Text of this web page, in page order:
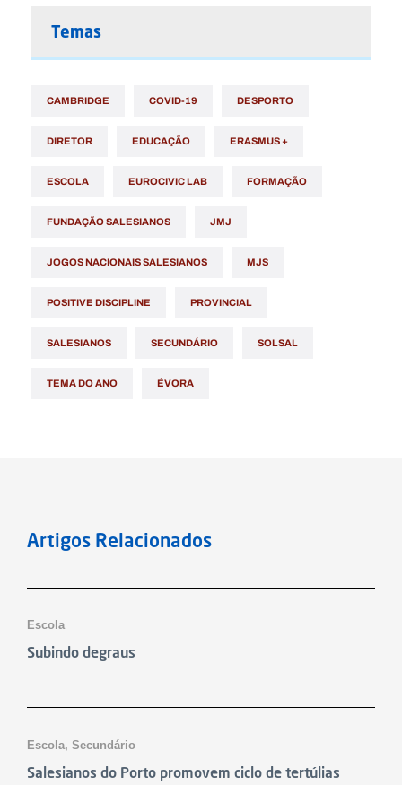
Temas
CAMBRIDGE COVID-19 DESPORTO
DIRETOR EDUCAÇÃO ERASMUS +
ESCOLA EUROCIVIC LAB FORMAÇÃO
FUNDAÇÃO SALESIANOS JMJ
JOGOS NACIONAIS SALESIANOS MJS
POSITIVE DISCIPLINE PROVINCIAL
SALESIANOS SECUNDÁRIO SOLSAL
TEMA DO ANO ÉVORA
Artigos Relacionados
Escola
Subindo degraus
Escola, Secundário
Salesianos do Porto promovem ciclo de tertúlias